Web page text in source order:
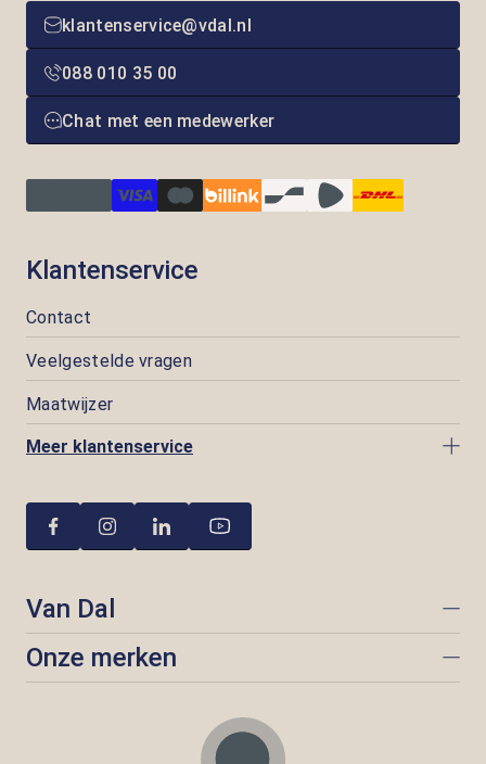
klantenservice@vdal.nl
088 010 35 00
Chat met een medewerker
Klantenservice
Contact
Veelgestelde vragen
Maatwijzer
Meer klantenservice
Van Dal
Onze merken